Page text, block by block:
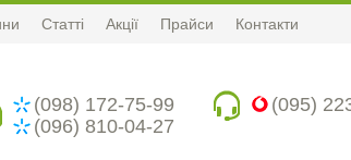
Статті Акції Прайси Контакти
(095)
(098) 172-75-99
(096) 810-04-27